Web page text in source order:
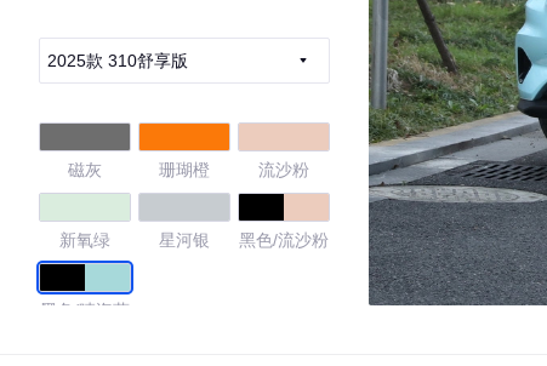
2025款 310舒享版
磁灰 珊瑚橙 流沙粉
新氧绿 星河银 黑色/流沙粉
黑色/晴海蓝